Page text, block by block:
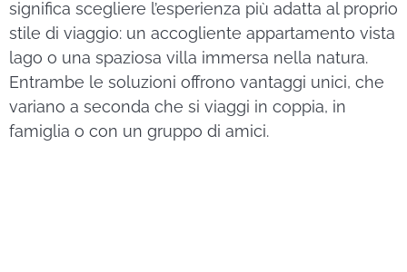
significa scegliere l’esperienza più adatta al proprio
stile di viaggio: un accogliente appartamento vista
lago o una spaziosa villa immersa nella natura.
Entrambe le soluzioni offrono vantaggi unici, che
variano a seconda che si viaggi in coppia, in
famiglia o con un gruppo di amici.